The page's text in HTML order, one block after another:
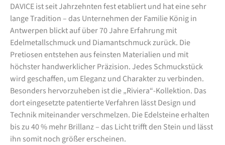
DAVICE ist seit Jahrzehnten fest etabliert und hat eine sehr
lange Tradition – das Unternehmen der Familie König in
Antwerpen blickt auf über 70 Jahre Erfahrung mit
Edelmetallschmuck und Diamantschmuck zurück. Die
Pretiosen entstehen aus feinsten Materialien und mit
höchster handwerklicher Präzision. Jedes Schmuckstück
wird geschaffen, um Eleganz und Charakter zu verbinden.
Besonders hervorzuheben ist die „Riviera“-Kollektion. Das
dort eingesetzte patentierte Verfahren lässt Design und
Technik miteinander verschmelzen. Die Edelsteine erhalten
bis zu 40 % mehr Brillanz – das Licht trifft den Stein und lässt
ihn somit noch größer erscheinen.